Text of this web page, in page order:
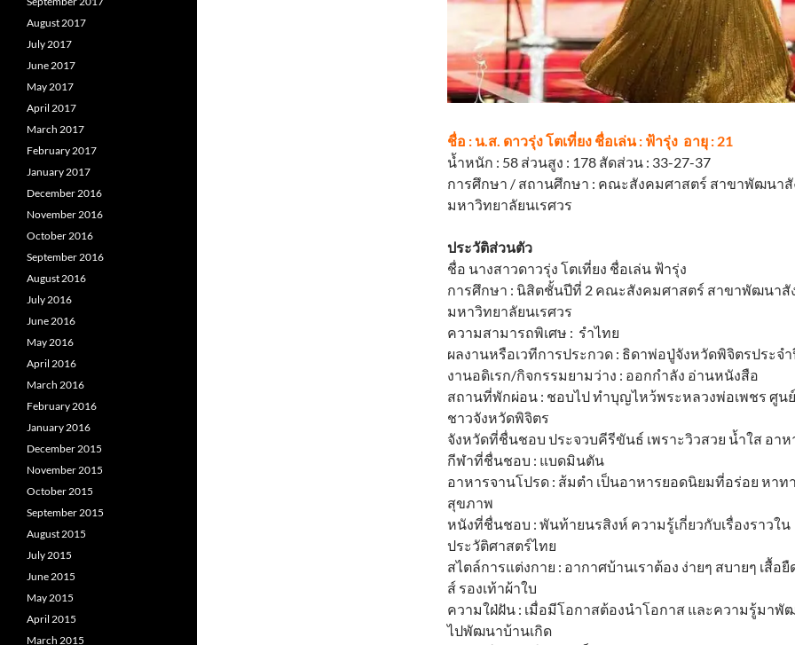
ชื่อ : น.ส. ดาวรุ่ง โตเที่ยง ชื่อเล่น : ฟ้ารุ่ง อายุ : 21
น้ำหนัก : 58 ส่วนสูง : 178 สัดส่วน : 33-27-37
การศึกษา / สถานศึกษา : คณะสังคมศาสตร์ สาขาพัฒนา
มหาวิทยาลัยนเรศวร
ประวัติส่วนตัว
ชื่อ นางสาวดาวรุ่ง โตเที่ยง ชื่อเล่น ฟ้ารุ่ง
การศึกษา : นิสิตชั้นปีที่ 2 คณะสังคมศาสตร์ สาขาพัฒนาสั
มหาวิทยาลัยนเรศวร
ความสามารถพิเศษ : รำไทย
ผลงานหรือเวทีการประกวด : ธิดาพ่อปู่จังหวัดพิจิตรประจำ
งานอดิเรก/กิจกรรมยามว่าง : ออกกำลัง อ่านหนังสือ
สถานที่พักผ่อน : ชอบไป ทำบุญไหว้พระหลวงพ่อเพชร ศูน
ชาวจังหวัดพิจิตร
จังหวัดที่ชื่นชอบ ประจวบคีรีขันธ์ เพราะวิวสวย น้ำใส อาห
กีฬาที่ชื่นชอบ : แบดมินตัน
อาหารจานโปรด : ส้มตำ เป็นอาหารยอดนิยมที่อร่อย หาท
สุขภาพ
หนังที่ชื่นชอบ : พันท้ายนรสิงห์ ความรู้เกี่ยวกับเรื่องราวใน
ประวัติศาสตร์ไทย
สไตล์การแต่งกาย : อากาศบ้านเราต้อง ง่ายๆ สบายๆ เสื้อยื
ส์ รองเท้าผ้าใบ
ความใฝ่ฝัน : เมื่อมีโอกาสต้องนำโอกาส และความรู้มาพั
ไปพัฒนาบ้านเกิด
August 2017
July 2017
June 2017
May 2017
April 2017
March 2017
February 2017
January 2017
December 2016
November 2016
October 2016
September 2016
August 2016
July 2016
June 2016
May 2016
April 2016
March 2016
February 2016
January 2016
December 2015
November 2015
October 2015
September 2015
August 2015
July 2015
June 2015
May 2015
April 2015
March 2015